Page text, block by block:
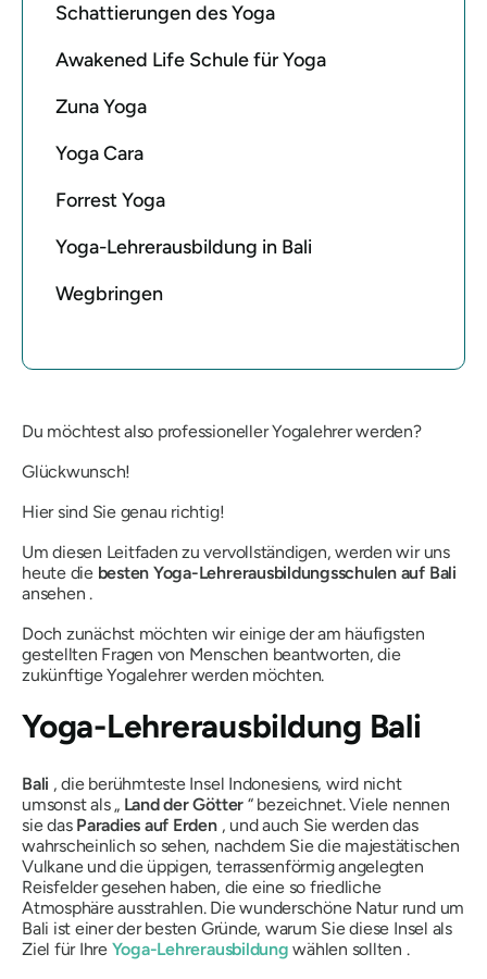
Schattierungen des Yoga
Awakened Life Schule für Yoga
Zuna Yoga
Yoga Cara
Forrest Yoga
Yoga-Lehrerausbildung in Bali
Wegbringen
Du möchtest also professioneller Yogalehrer werden?
Glückwunsch!
Hier sind Sie genau richtig!
Um diesen Leitfaden zu vervollständigen, werden wir uns
heute die besten Yoga-Lehrerausbildungsschulen auf Bali
ansehen .
Doch zunächst möchten wir einige der am häufigsten
gestellten Fragen von Menschen beantworten, die
zukünftige Yogalehrer werden möchten.
Yoga-Lehrerausbildung Bali
Bali , die berühmteste Insel Indonesiens, wird nicht
umsonst als „ Land der Götter “ bezeichnet. Viele nennen
sie das Paradies auf Erden, und auch Sie werden das
wahrscheinlich so sehen, nachdem Sie die majestätischen
Vulkane und die üppigen, terrassenförmig angelegten
Reisfelder gesehen haben, die eine so friedliche
Atmosphäre ausstrahlen. Die wunderschöne Natur rund um
Bali ist einer der besten Gründe, warum Sie diese Insel als
Ziel für Ihre Yoga-Lehrerausbildung wählen sollten .